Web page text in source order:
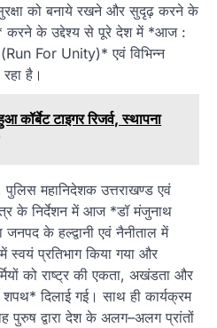
को बनाये रखने और सुदृढ़ करने के
करने के उद्देश्य से पूरे देश में *आज :
For Unity)* एवं विभिन्न
है।
कॉर्बेट टाइगर रिजर्व, स्थापना
पुलिस महानिदेशक उत्तराखण्ड एवं
के निर्देशन में आज *डॉ मंजुनाथ
जनपद के हल्द्वानी एवं नैनीताल में
स्वयं प्रतिभाग किया गया और
को राष्ट्र की एकता, अखंडता और
दिलाई गई। साथ ही कार्यक्रम
पुरुष द्वारा देश के अलग–अलग प्रांतों